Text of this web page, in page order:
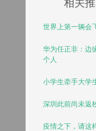
相关推
世界上第一辆会
华为任正非：边
个人
小学生牵手大学
深圳此前尚未返
疫情之下，请这